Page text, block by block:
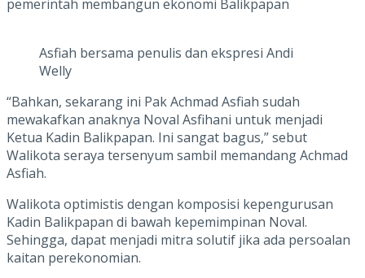
pemerintah membangun ekonomi Balikpapan
Asfiah bersama penulis dan ekspresi Andi
Welly
“Bahkan, sekarang ini Pak Achmad Asfiah sudah
mewakafkan anaknya Noval Asfihani untuk menjadi
Ketua Kadin Balikpapan. Ini sangat bagus,” sebut
Walikota seraya tersenyum sambil memandang Achmad
Asfiah.
Walikota optimistis dengan komposisi kepengurusan
Kadin Balikpapan di bawah kepemimpinan Noval.
Sehingga, dapat menjadi mitra solutif jika ada persoalan
kaitan perekonomian.